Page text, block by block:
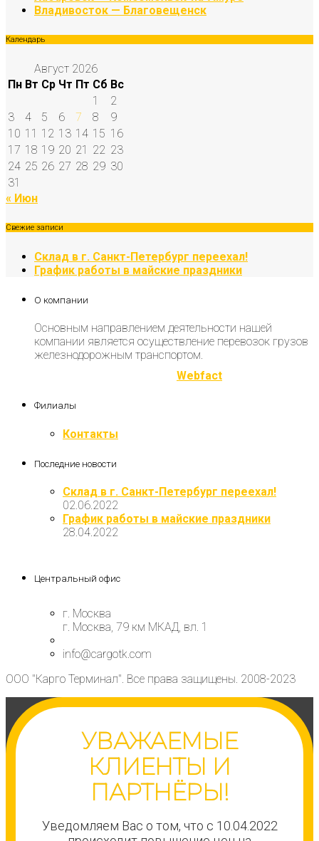
Владивосток — Благовещенск
Календарь
Август 2026
Пн Вт Ср Чт Пт Сб Вс
1
2
3
4 5 6 7 8
9
10 11 12 13 14 15 16
17 18 19 20 21 22 23
24 25 26 27 28 29 30
31
« Июн
Свежие записи
Склад в г. Санкт-Петербург переехал!
График работы в майские праздники
О компании
Основным направлением деятельности нашей
компании является осуществление перевозок грузов
железнодорожным транспортом.
Webfact
Филиалы
Контакты
Последние новости
Склад в г. Санкт-Петербург переехал!
02.06.2022
График работы в майские праздники
28.04.2022
Центральный офис
г. Москва
г. Москва, 79 км МКАД, вл. 1
info@cargotk.com
ООО "Карго Терминал". Все права защищены. 2008-2023
УВАЖАЕМЫЕ
КЛИЕНТЫ И
ПАРТНЁРЫ!
Уведомляем Вас о том, что с 10.04.2022